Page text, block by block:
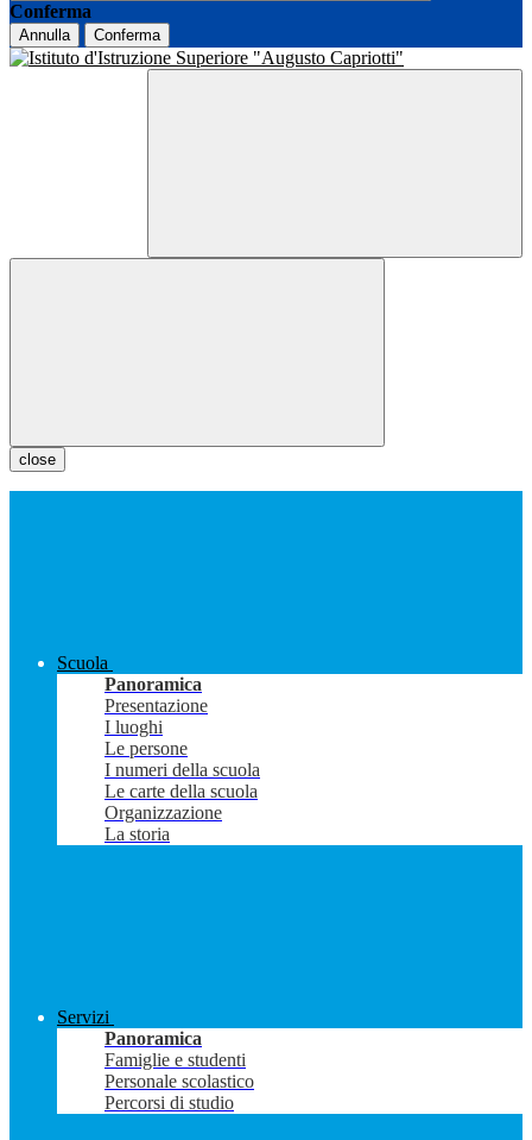
Conferma
Annulla Conferma
close
Scuola
Panoramica
Presentazione
I luoghi
Le persone
I numeri della scuola
Le carte della scuola
Organizzazione
La storia
Servizi
Panoramica
Famiglie e studenti
Personale scolastico
Percorsi di studio